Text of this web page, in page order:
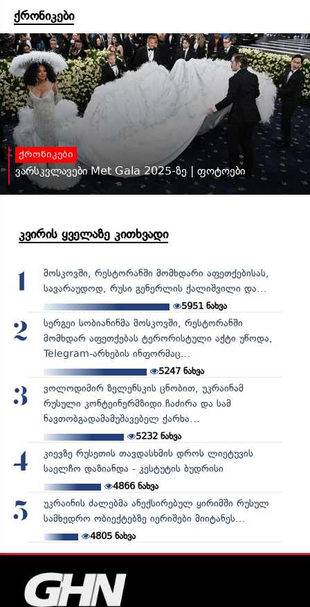
ქრონიკები
ქრონიკები
ვარსკვლავები Met Gala 2025-ზე | ფოტოები
კვირის ყველაზე კითხვადი
1
მოსკოვში, რესტორანში მომხდარი აფეთქებისას,
სავარაუდოდ, რუსი გენერლის ქალიშვილი და...
5951 ნახვა
2
სერგეი სობიანინმა მოსკოვში, რესტორანში
მომხდარ აფეთქებას ტერორისტული აქტი უწოდა,
Telegram-არხების ინფორმაც...
5247ნახვა
3
ვოლოდიმირ ზელენსკის ცნობით, უკრაინამ
რუსული კონტეინერმზიდი ჩაძირა და სამ
ნავთობგადამამუშავებელ ქარხა...
5232ნახვა
4
კიევზე რუსეთის თავდასხმის დროს ლიეტუვის
საელჩო დაზიანდა - კესტუტის ბუდრისი
4866ნახვა
5
უკრაინის ძალებმა ანექსირებულ ყირიმში რუსულ
სამხედრო ობიექტებზე იერიშები მიიტანეს...
4805ნახვა